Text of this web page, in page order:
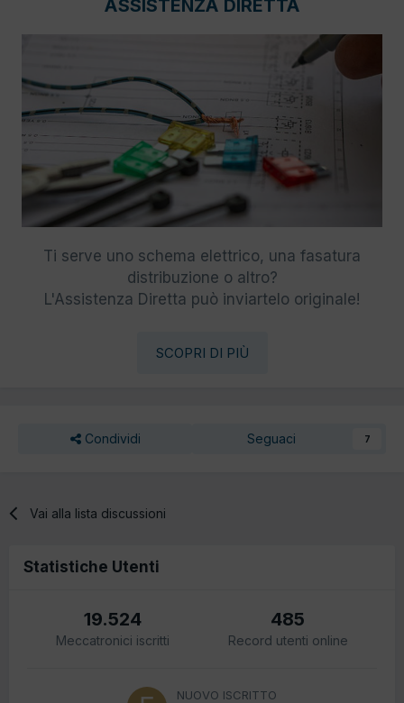
ASSISTENZA DIRETTA
Ti serve uno schema elettrico, una fasatura
distribuzione o altro?
L'Assistenza Diretta può inviartelo originale!
SCOPRI DI PIÙ
Condividi Seguaci 7
Vai alla lista discussioni
Statistiche Utenti
19.524
Meccatronici iscritti
485
Record utenti online
NUOVO ISCRITTO